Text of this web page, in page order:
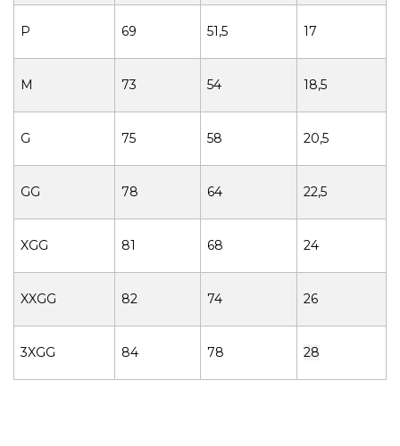
P 69 51,5 17
M 73 54 18,5
G 75 58 20,5
GG 78 64 22,5
XGG 81 68 24
XXGG 82 74 26
3XGG 84 78 28